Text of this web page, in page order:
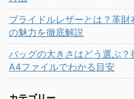
ブライドルレザーとは？革
の魅力を徹底解説
バッグの大きさはどう選ぶ？
A4ファイルでわかる目安